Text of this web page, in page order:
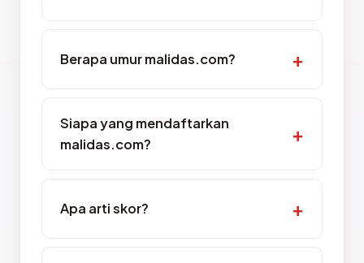
Berapa umur malidas.com?
Siapa yang mendaftarkan
malidas.com?
Apa arti skor?